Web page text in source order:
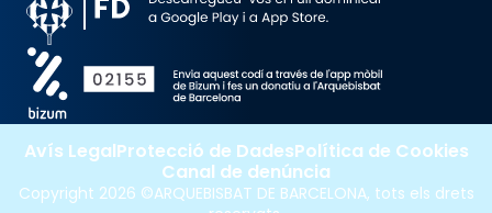
Copyright 2026 ©ARQUEBISBAT DE BARCELONA, tots els drets
Avís LegalProtecció de DadesPolítica de Cookies
Canal de denúncia